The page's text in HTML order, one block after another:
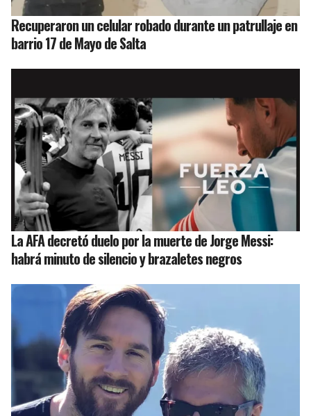
Recuperaron un celular robado durante un patrullaje en
barrio 17 de Mayo de Salta
La AFA decretó duelo por la muerte de Jorge Messi:
habrá minuto de silencio y brazaletes negros